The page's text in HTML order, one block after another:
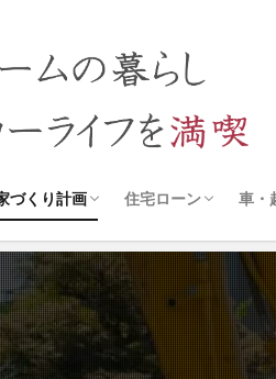
づくり計画
アイ工務店
一条工務店
トヨタホーム
工事進捗
打ち合わせ
住宅ローン
審査について
車・